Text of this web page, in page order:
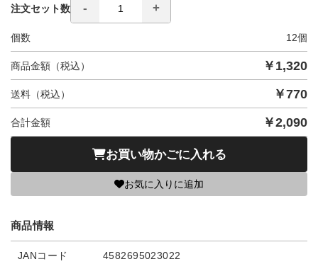
注文セット数
個数 12個
商品金額（税込） ￥ 1,320
送料（税込） ￥770
合計金額 ￥2,090
お買い物かごに入れる
お気に入りに追加
商品情報
JANコード 4582695023022